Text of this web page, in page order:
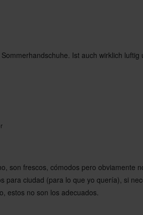
Ist auch wirklich luftig
son frescos, cómodos pero obviamente
para ciudad (para lo que yo quería), si
estos no son los adecuados.